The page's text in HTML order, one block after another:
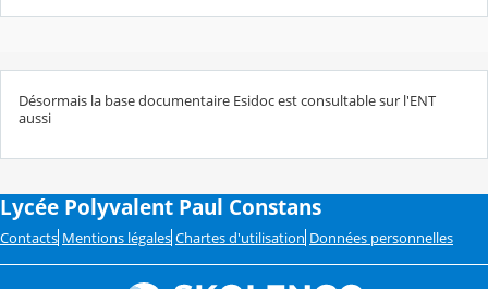
Désormais la base documentaire Esidoc est consultable sur l'ENT
aussi
Lycée Polyvalent Paul Constans
Contacts Mentions légales Chartes d'utilisation Données personnelles